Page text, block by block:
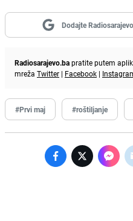
Dodajte
Radiosarajevo.bapratite putem
mreža Twitter | Facebook |
#Prvi maj #roštiljanje